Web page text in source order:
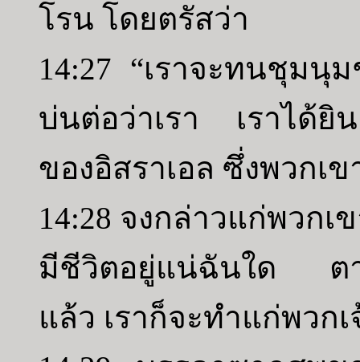
โรน โดยตรัสว่า
14:27 “เราจะทนชุมนุ
บ่นต่อว่าเรา เราได้ยิ
ของอิสราเอล ซึ่งพวกเ
14:28 จงกล่าวแก่พวกเ
มีชีวิตอยู่แน่ฉันใด ตา
แล้ว เราก็จะทำแก่พวก